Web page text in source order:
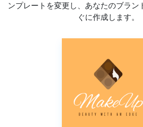
ンプレートを変更し、あなたのブラン
ぐに作成します。